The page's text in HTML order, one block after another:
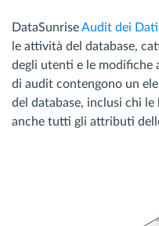
DataSunriseAudit dei Dati
le attività del database,
degli utenti e le modifiche
di audit contengono un
del database, inclusi chi le
anche tutti gli attributi